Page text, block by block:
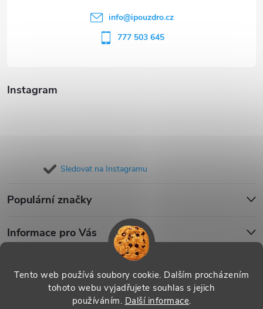
Tento web používá soubory cookie. Dalším procházením
tohoto webu vyjadřujete souhlas s jejich
používáním. Další informace.
Instagram
Sledovat na Instagramu
Populární značky
Informace pro Vás
info@ipouzdro.cz
777 503 645